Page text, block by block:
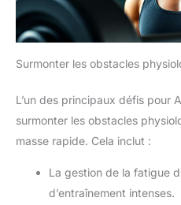
Surmonter les obstacles
L’un des principaux défis pour
surmonter les obstacles
masse rapide. Cela inclut :
La gestion de la fatigue
d’entraînement intenses.